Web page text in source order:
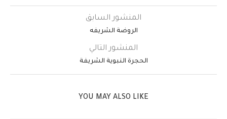
المنشور السابق
الروضة الشريفه
المنشور التالي
الحجرة النبوية الشريفة
YOU MAY ALSO LIKE